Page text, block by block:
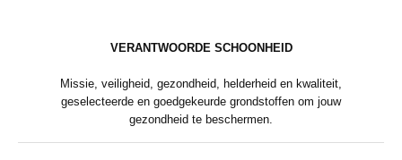
VERANTWOORDE SCHOONHEID
Missie, veiligheid, gezondheid, helderheid en kwaliteit,
geselecteerde en goedgekeurde grondstoffen om jouw
gezondheid te beschermen.